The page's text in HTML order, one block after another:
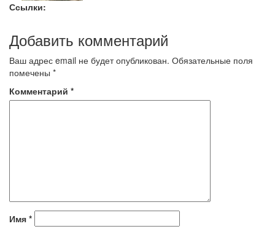
Ссылки:
Добавить комментарий
Ваш адрес email не будет опубликован. Обязательные поля
помечены *
Комментарий *
Имя *